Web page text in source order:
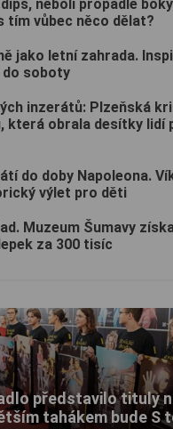
neboli propadlé
tím vůbec něco dělat?
jako letní zahrada.
do soboty
inzerátů: Plzeňská
která obrala desítky lidí
do doby Napoleona.
výlet pro děti
Muzeum Šumavy
za 300 tisíc
představilo tituly
tahákem bude S